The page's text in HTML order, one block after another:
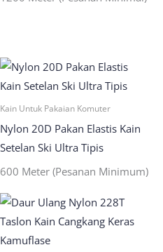
Kain Untuk Pakaian Komuter
Nylon 20D Pakan Elastis Kain
Setelan Ski Ultra Tipis
600 Meter (Pesanan Minimum)